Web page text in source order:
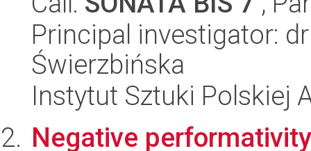
Principal investigator:
Świerzbińska
Instytut Sztuki Polskiej
Negative